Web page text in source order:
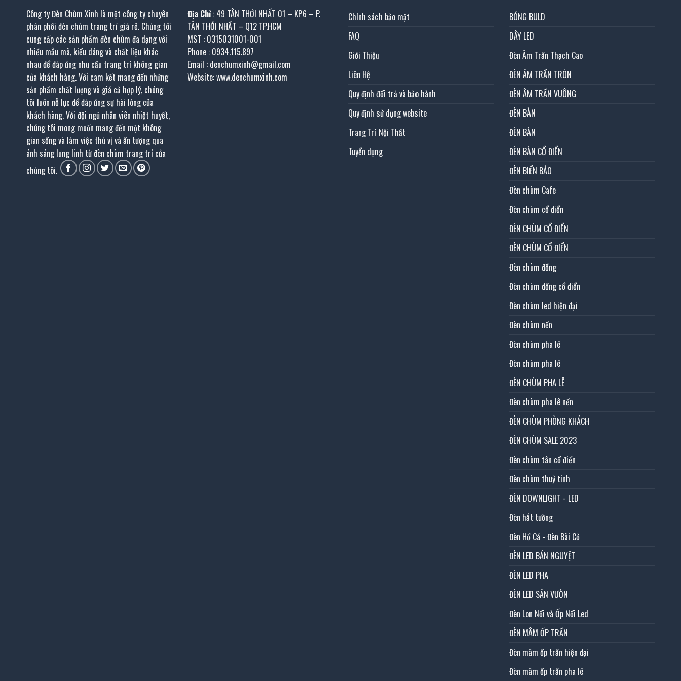
Công ty Đèn Chùm Xinh là một công ty chuyên
phân phối đèn chùm trang trí giá rẻ. Chúng tôi
cung cấp các sản phẩm đèn chùm đa dạng với
nhiều mẫu mã, kiểu dáng và chất liệu khác
nhau để đáp ứng nhu cầu trang trí không gian
của khách hàng. Với cam kết mang đến những
sản phẩm chất lượng và giá cả hợp lý, chúng
tôi luôn nỗ lực để đáp ứng sự hài lòng của
khách hàng. Với đội ngũ nhân viên nhiệt huyết,
chúng tôi mong muốn mang đến một không
gian sống và làm việc thú vị và ấn tượng qua
ánh sáng lung linh từ đèn chùm trang trí của
chúng tôi.
Địa Chỉ : 49 TÂN THỚI NHẤT 01 – KP6 – P.
TÂN THỚI NHẤT – Q12 TP.HCM
MST : 0315031001-001
Phone : 0934.115.897
Email : denchumxinh@gmail.com
Website: www.denchumxinh.com
Chính sách bảo mật
FAQ
Giới Thiệu
Liên Hệ
Quy định đổi trả và bảo hành
Quy định sử dụng website
Trang Trí Nội Thất
Tuyển dụng
BÓNG BULD
DÂY LED
Đèn Âm Trần Thạch Cao
ĐÈN ÂM TRẦN TRÒN
ĐÈN ÂM TRẦN VUÔNG
ĐÈN BÀN
ĐÈN BÀN
ĐÈN BÀN CỔ ĐIỂN
ĐÈN BIỂN BÁO
Đèn chùm Cafe
Đèn chùm cổ điển
ĐÈN CHÙM CỔ ĐIỂN
ĐÈN CHÙM CỔ ĐIỂN
Đèn chùm đồng
Đèn chùm đồng cổ điển
Đèn chùm led hiện đại
Đèn chùm nến
Đèn chùm pha lê
Đèn chùm pha lê
ĐÈN CHÙM PHA LÊ
Đèn chùm pha lê nến
ĐÈN CHÙM PHÒNG KHÁCH
ĐÈN CHÙM SALE 2023
Đèn chùm tân cổ điển
Đèn chùm thuỷ tinh
ĐÈN DOWNLIGHT - LED
Đèn hắt tường
Đèn Hồ Cá - Đèn Bãi Cỏ
ĐÈN LED BÁN NGUYỆT
ĐÈN LED PHA
ĐÈN LED SÂN VƯỜN
Đèn Lon Nổi và Ốp Nổi Led
ĐÈN MÂM ỐP TRẦN
Đèn mâm ốp trần hiện đại
Đèn mâm ốp trần pha lê